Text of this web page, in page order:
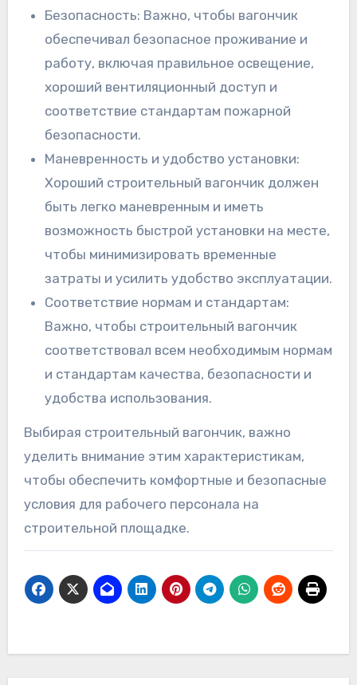
Безопасность: Важно, чтобы вагончик
обеспечивал безопасное проживание и
работу, включая правильное освещение,
хороший вентиляционный доступ и
соответствие стандартам пожарной
безопасности.
Маневренность и удобство установки:
Хороший строительный вагончик должен
быть легко маневренным и иметь
возможность быстрой установки на месте,
чтобы минимизировать временные
затраты и усилить удобство эксплуатации.
Соответствие нормам и стандартам:
Важно, чтобы строительный вагончик
соответствовал всем необходимым нормам
и стандартам качества, безопасности и
удобства использования.
Выбирая строительный вагончик, важно
уделить внимание этим характеристикам,
чтобы обеспечить комфортные и безопасные
условия для рабочего персонала на
строительной площадке.